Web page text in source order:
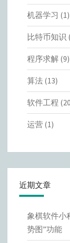
机器学习 (1)
比特币知识
程序求解 (9)
算法 (13)
软件工程
运营 (1)
近期文章
象棋软件小
势图”功能